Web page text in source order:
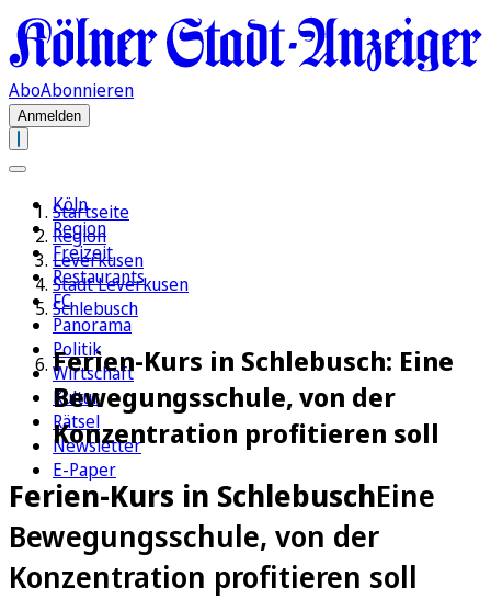
AboAbonnieren
Anmelden
Köln
Region
Freizeit
Restaurants
FC
Panorama
Politik
Wirtschaft
Kultur
Rätsel
Newsletter
E-Paper
Startseite
Region
Leverkusen
Stadt Leverkusen
Schlebusch
Ferien-Kurs in Schlebusch: Eine
Bewegungsschule, von der
Konzentration profitieren soll
Ferien-Kurs in SchlebuschEine
Bewegungsschule, von der
Konzentration profitieren soll